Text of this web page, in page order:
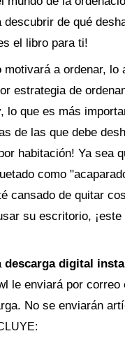
descubrir de qué
el libro para ti!
motivará a ordenar, lo
estrategia de
lo que es más
de las que debe
habitación! Ya sea
como
cansado de quitar
su escritorio, ¡este
descarga digital
le enviará por correo
No se enviarán